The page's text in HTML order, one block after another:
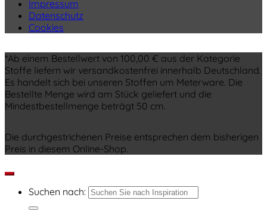
Impressum
Datenschutz
Cookies
*Ab einem Bestellwert von 100,00 € aus der Kategorie
Stoffe liefern wir versandkostenfrei innerhalb Deutschland.
Es handelt sich bei unseren Stoffen um Meterware. Die
Bestellte Menge wird am Stück geliefert und die
Mindestbestellmenge beträgt 50 cm.
Die durchgestrichenen Preise entsprechen dem bisherigen
Preis in diesem Online-Shop.
Suchen nach: